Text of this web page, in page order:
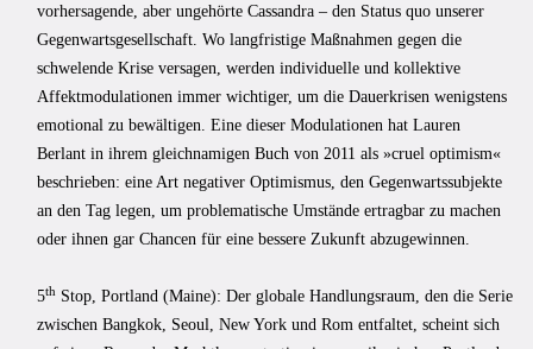
vorhersagende, aber ungehörte Cassandra – den Status quo unserer
Gegenwartsgesellschaft. Wo langfristige Maßnahmen gegen die
schwelende Krise versagen, werden individuelle und kollektive
Affektmodulationen immer wichtiger, um die Dauerkrisen wenigstens
emotional zu bewältigen. Eine dieser Modulationen hat Lauren
Berlant in ihrem gleichnamigen Buch von 2011 als »cruel optimism«
beschrieben: eine Art negativer Optimismus, den Gegenwartssubjekte
an den Tag legen, um problematische Umstände ertragbar zu machen
oder ihnen gar Chancen für eine bessere Zukunft abzugewinnen.
5th Stop, Portland (Maine): Der globale Handlungsraum, den die Serie
zwischen Bangkok, Seoul, New York und Rom entfaltet, scheint sich